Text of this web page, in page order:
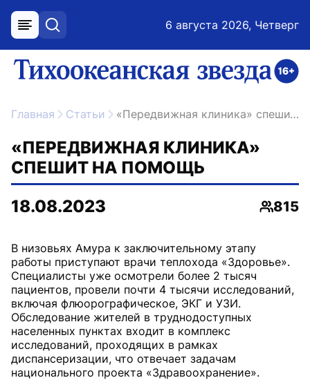
меню поиск 6 августа 2026, Четверг
ссылка на главную
Главная Статьи «Передвижная клиника» спешит на помощь
«ПЕРЕДВИЖНАЯ КЛИНИКА»
СПЕШИТ НА ПОМОЩЬ
18.08.2023
815
В низовьях Амура к заключительному этапу
работы приступают врачи теплохода «Здоровье».
Специалисты уже осмотрели более 2 тысяч
пациентов, провели почти 4 тысячи исследований,
включая флюорографическое, ЭКГ и УЗИ.
Обследование жителей в труднодоступных
населенных пунктах входит в комплекс
исследований, проходящих в рамках
диспансеризации, что отвечает задачам
национального проекта «Здравоохранение».